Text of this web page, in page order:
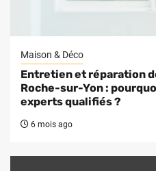
Maison & Déco
Entretien et réparation
Roche-sur-Yon :
experts qualifiés ?
6 mois ago